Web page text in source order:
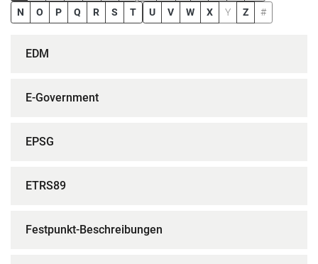
N
O P Q R S T U V W X Y Z #
EDM
E-Government
EPSG
ETRS89
Festpunkt-Beschreibungen